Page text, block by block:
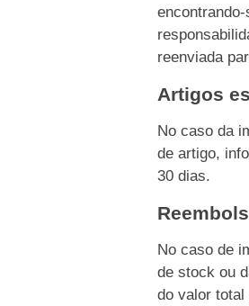
reenviada
Artigos
No caso da
de artigo,
30 dias.
No caso de
de stock ou
do valor total